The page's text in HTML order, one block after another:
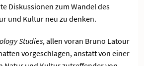
Diskussionen zum Wandel des
und Kultur neu zu denken.
Studies, allen voran Bruno Latour
vorgeschlagen, anstatt von einer